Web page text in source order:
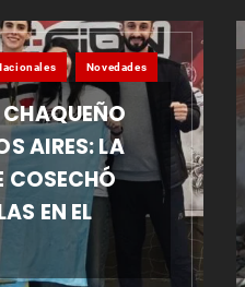
Novedades
AIRES: LA
COSECHÓ
EN EL